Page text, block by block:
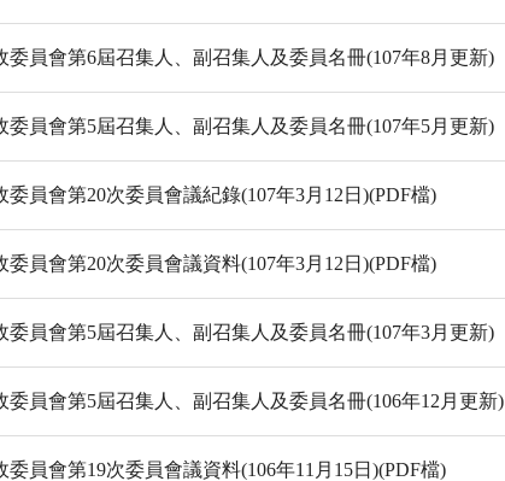
委員會第6屆召集人、副召集人及委員名冊(107年8月更新)
委員會第5屆召集人、副召集人及委員名冊(107年5月更新)
委員會第20次委員會議紀錄(107年3月12日)(PDF檔)
委員會第20次委員會議資料(107年3月12日)(PDF檔)
委員會第5屆召集人、副召集人及委員名冊(107年3月更新)
委員會第5屆召集人、副召集人及委員名冊(106年12月更新)
委員會第19次委員會議資料(106年11月15日)(PDF檔)